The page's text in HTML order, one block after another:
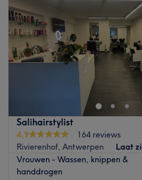
Vrijdag
Zaterdag
Zondag
Maak kennis met je volgende ‘stop’:
het al; dit Antwerpse salon voor
vlakbij het groene Park Spoor Noord.
je haar naar jouw wens en Angelica
beauty treatments. Wat dacht je van
ontharing of massage? Powerduo
hebben samen al jarenlange ervaring
aan ervaring en kennis ontbreekt het
is van dinsdag tot en met zaterdag
mannen als vrouwen zijn hier van
Salihairstylist
4,9
164 reviews
Rivierenhof, Antwerpen
Laat
Vrouwen - Wassen, knippen &
handdrogen